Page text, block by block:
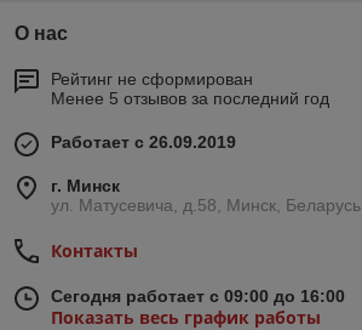
О нас
Рейтинг не сформирован
Менее 5 отзывов за последний год
Работает с 26.09.2019
г. Минск
ул. Матусевича, д.58, Минск, Беларусь
Контакты
Сегодня работает с 09:00 до 16:00
Показать весь график работы